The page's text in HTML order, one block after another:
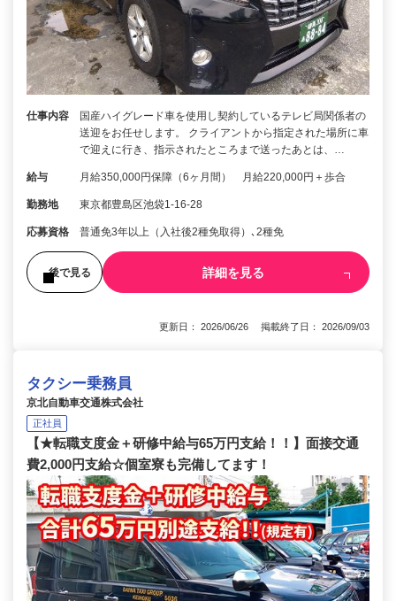
仕事内容
国産ハイグレード車を使用し契約しているテレビ局関係者の
送迎をお任せします。 クライアントから指定された場所に車
で迎えに行き、指示されたところまで送ったあとは、…
給与 月給350,000円保障（6ヶ月間） 月給220,000円＋歩合
勤務地 東京都豊島区池袋1-16-28
応募資格 普通免3年以上（入社後2種免取得）､2種免
後で見る 詳細を見る
更新日： 2026/06/26 掲載終了日： 2026/09/03
タクシー乗務員
京北自動車交通株式会社
正社員
【★転職支度金＋研修中給与65万円支給！！】面接交通
費2,000円支給☆個室寮も完備してます！